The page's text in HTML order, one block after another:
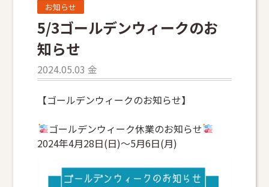
お知らせ
5/3ゴールデンウィークのお
知らせ
2024.05.03 金
【ゴールデンウィークのお知らせ】
ゴールデンウィーク休業のお知らせ
2024年4月28日(日)〜5月6日(月)